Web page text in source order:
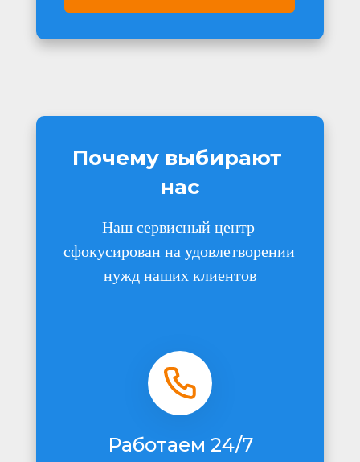
Почему выбирают
нас
Наш сервисный центр
нужд наших клиентов
Работаем 24/7